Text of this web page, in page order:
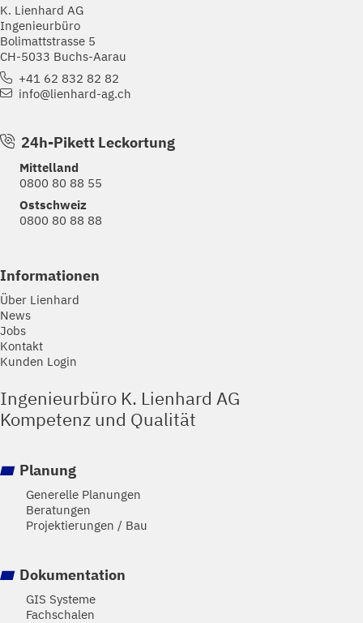
K. Lienhard AG
Ingenieurbüro
Bolimattstrasse 5
CH-5033 Buchs-Aarau
+41 62 832 82 82
info@lienhard-ag.ch
24h-Pikett Leckortung
Mittelland
0800 80 88 55
Ostschweiz
0800 80 88 88
Informationen
Über Lienhard
News
Jobs
Kontakt
Kunden Login
Ingenieurbüro K. Lienhard AG
Kompetenz und Qualität
Planung
Generelle Planungen
Beratungen
Projektierungen / Bau
Dokumentation
GIS Systeme
Fachschalen